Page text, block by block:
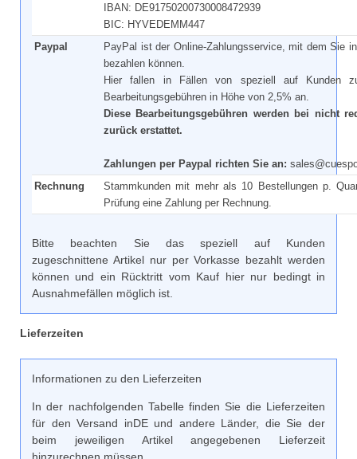
IBAN: DE91750200730008472939
BIC: HYVEDEMM447
Paypal
PayPal ist der Online-Zahlungsservice, mit dem Sie
bezahlen können.
Hier fallen in Fällen von speziell auf Kunden
Bearbeitungsgebühren in Höhe von 2,5% an.
Diese Bearbeitungsgebühren werden bei nicht
zurück erstattet.
Zahlungen per Paypal richten Sie an:
Rechnung
Stammkunden mit mehr als 10 Bestellungen p.
Prüfung eine Zahlung per Rechnung.
Bitte beachten Sie das speziell auf Kunden
zugeschnittene Artikel nur per Vorkasse bezahlt werden
können und ein Rücktritt vom Kauf hier nur bedingt in
Ausnahmefällen möglich ist.
Lieferzeiten
Informationen zu den Lieferzeiten
In der nachfolgenden Tabelle finden Sie die Lieferzeiten
für den Versand inDE und andere Länder, die Sie der
beim jeweiligen Artikel angegebenen Lieferzeit